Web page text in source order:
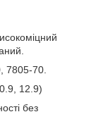
7805-70.
12.9)
без